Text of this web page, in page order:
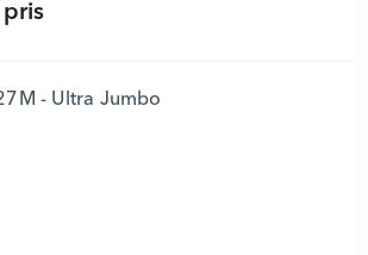
TN625XLY - Hög kapacitet -